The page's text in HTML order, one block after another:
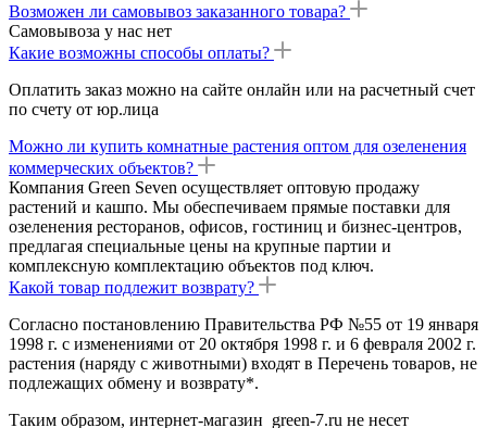
Возможен ли самовывоз заказанного товара?
Самовывоза у нас нет
Какие возможны способы оплаты?
Оплатить заказ можно на сайте онлайн или на расчетный счет
по счету от юр.лица
Можно ли купить комнатные растения оптом для озеленения
коммерческих объектов?
Компания Green Seven осуществляет оптовую продажу
растений и кашпо. Мы обеспечиваем прямые поставки для
озеленения ресторанов, офисов, гостиниц и бизнес-центров,
предлагая специальные цены на крупные партии и
комплексную комплектацию объектов под ключ.
Какой товар подлежит возврату?
Согласно постановлению Правительства РФ №55 от 19 января
1998 г. с изменениями от 20 октября 1998 г. и 6 февраля 2002 г.
растения (наряду с животными) входят в Перечень товаров, не
подлежащих обмену и возврату*.
Таким образом, интернет-магазин green-7.ru не несет